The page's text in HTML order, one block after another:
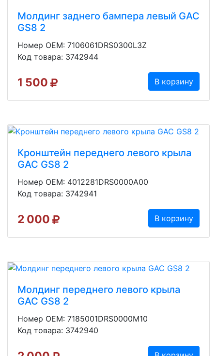
Молдинг заднего бампера левый GAC
GS8 2
Номер OEM: 7106061DRS0300L3Z
Код товара: 3742944
1 500 В корзину
Кронштейн переднего левого крыла
GAC GS8 2
Номер OEM: 4012281DRS0000A00
Код товара: 3742941
2 000 В корзину
Молдинг переднего левого крыла
GAC GS8 2
Номер OEM: 7185001DRS0000M10
Код товара: 3742940